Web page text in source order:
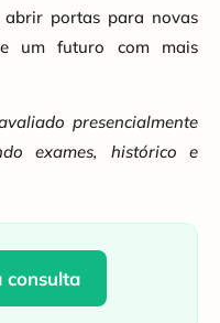
abrir portas para novas
um futuro com mais
presencialmente
exames, histórico e
consulta